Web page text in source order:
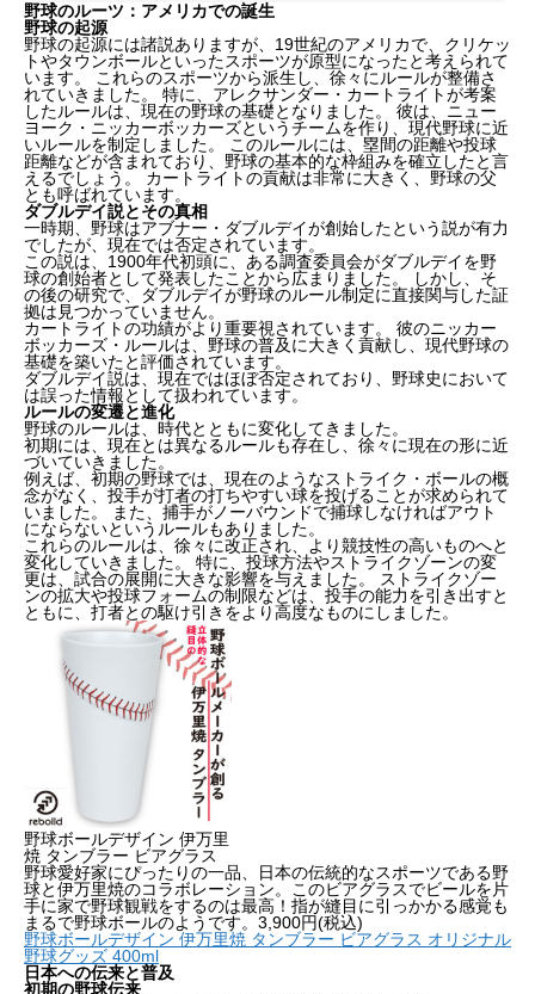
野球のルーツ：アメリカでの誕生
野球の起源
野球の起源には諸説ありますが、19世紀のアメリカで、クリケッ
トやタウンボールといったスポーツが原型になったと考えられて
います。 これらのスポーツから派生し、徐々にルールが整備さ
れていきました。 特に、アレクサンダー・カートライトが考案
したルールは、現在の野球の基礎となりました。 彼は、ニュー
ヨーク・ニッカーボッカーズというチームを作り、現代野球に近
いルールを制定しました。 このルールには、塁間の距離や投球
距離などが含まれており、野球の基本的な枠組みを確立したと言
えるでしょう。 カートライトの貢献は非常に大きく、野球の父
とも呼ばれています。
ダブルデイ説とその真相
一時期、野球はアブナー・ダブルデイが創始したという説が有力
でしたが、現在では否定されています。
この説は、1900年代初頭に、ある調査委員会がダブルデイを野
球の創始者として発表したことから広まりました。 しかし、そ
の後の研究で、ダブルデイが野球のルール制定に直接関与した証
拠は見つかっていません。
カートライトの功績がより重要視されています。 彼のニッカー
ボッカーズ・ルールは、野球の普及に大きく貢献し、現代野球の
基礎を築いたと評価されています。
ダブルデイ説は、現在ではほぼ否定されており、野球史において
は誤った情報として扱われています。
ルールの変遷と進化
野球のルールは、時代とともに変化してきました。
初期には、現在とは異なるルールも存在し、徐々に現在の形に近
づいていきました。
例えば、初期の野球では、現在のようなストライク・ボールの概
念がなく、投手が打者の打ちやすい球を投げることが求められて
いました。 また、捕手がノーバウンドで捕球しなければアウト
にならないというルールもありました。
これらのルールは、徐々に改正され、より競技性の高いものへと
変化していきました。 特に、投球方法やストライクゾーンの変
更は、試合の展開に大きな影響を与えました。 ストライクゾー
ンの拡大や投球フォームの制限などは、投手の能力を引き出すと
ともに、打者との駆け引きをより高度なものにしました。
野球ボールデザイン 伊万里
焼 タンブラー ビアグラス
野球愛好家にぴったりの一品、日本の伝統的なスポーツである野
球と伊万里焼のコラボレーション。 このビアグラスでビールを片
手に家で野球観戦をするのは最高！指が縫目に引っかかる感覚も
まるで野球ボールのようです。3,900円(税込)
野球ボールデザイン 伊万里焼 タンブラー ビアグラス オリジナル
野球グッズ 400ml
日本への伝来と普及
初期の野球伝来